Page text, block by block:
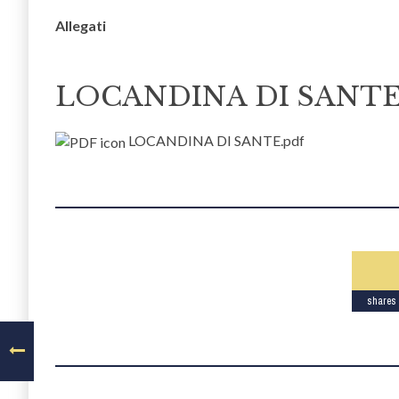
Allegati
LOCANDINA DI
LOCANDINA DI SANTE.pdf
shares